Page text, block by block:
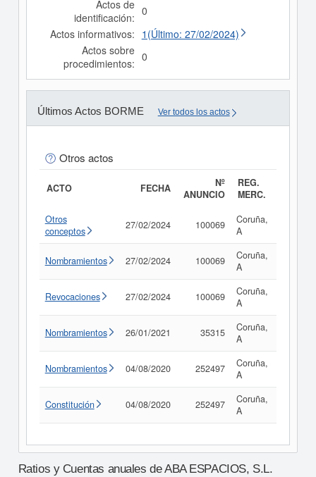
Actos de
identificación: 0
Actos informativos: 1(Último: 27/02/2024)
Actos sobre
procedimientos: 0
Últimos Actos BORME Ver todos los actos
Otros actos
ACTO FECHA
Nº
ANUNCIO
REG.
MERC.
Otros
conceptos
27/02/2024 100069
Coruña,
A
Nombramientos 27/02/2024 100069
Coruña,
A
Revocaciones 27/02/2024 100069
Coruña,
A
Nombramientos 26/01/2021 35315
Coruña,
A
Nombramientos 04/08/2020 252497
Coruña,
A
Constitución 04/08/2020 252497
Coruña,
A
Ratios y Cuentas anuales de ABA ESPACIOS, S.L.